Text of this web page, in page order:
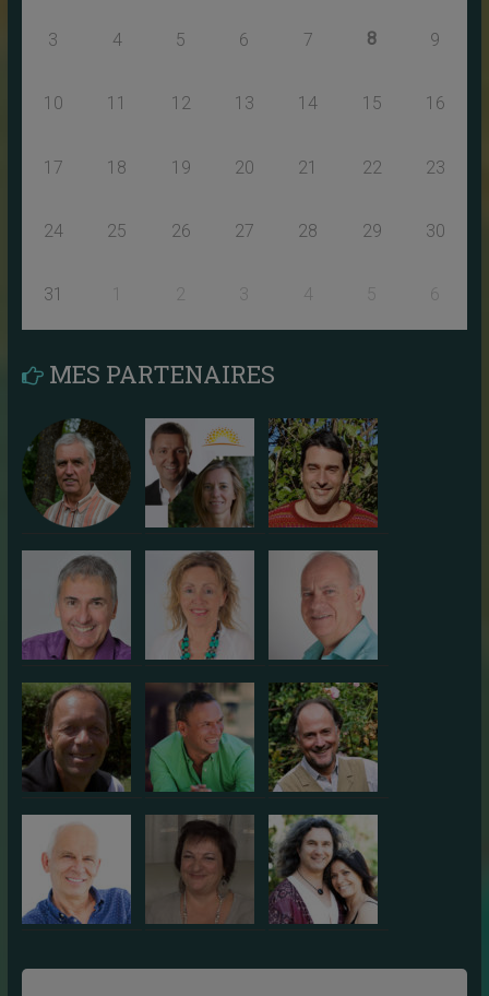
3 4 5 6 7 8 9
10 11 12 13 14 15 16
17 18 19 20 21 22 23
24 25 26 27 28 29 30
31 2 3 5 6
MES PARTENAIRES